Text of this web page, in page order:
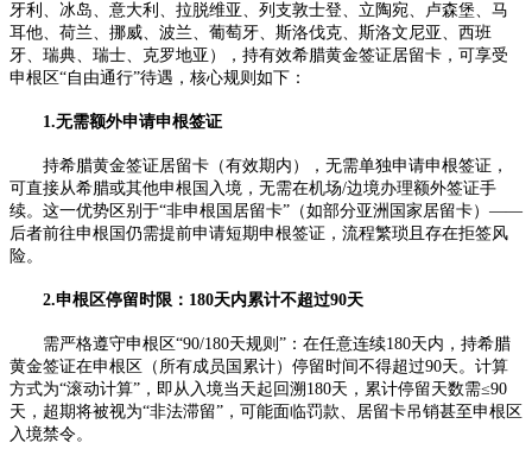
牙利、冰岛、意大利、拉脱维亚、列支敦士登、立陶宛、卢森堡、马
耳他、荷兰、挪威、波兰、葡萄牙、斯洛伐克、斯洛文尼亚、西班
牙、瑞典、瑞士、克罗地亚），持有效希腊黄金签证居留卡，可享受
申根区“自由通行”待遇，核心规则如下：​
1.无需额外申请申根签证​
持希腊黄金签证居留卡（有效期内），无需单独申请申根签证，
可直接从希腊或其他申根国入境，无需在机场/边境办理额外签证手
续。这一优势区别于“非申根国居留卡”（如部分亚洲国家居留卡）——
后者前往申根国仍需提前申请短期申根签证，流程繁琐且存在拒签风
险。​
2.申根区停留时限：180天内累计不超过90天​
需严格遵守申根区“90/180天规则”：在任意连续180天内，持希腊
黄金签证在申根区（所有成员国累计）停留时间不得超过90天。计算
方式为“滚动计算”，即从入境当天起回溯180天，累计停留天数需≤90
天，超期将被视为“非法滞留”，可能面临罚款、居留卡吊销甚至申根区
入境禁令。​